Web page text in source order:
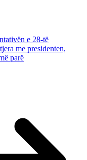
e 28-të
me presidenten,
parë